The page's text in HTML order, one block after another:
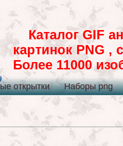
Каталог GIF
картинок PNG ,
Более 11000
открытки Наборы png